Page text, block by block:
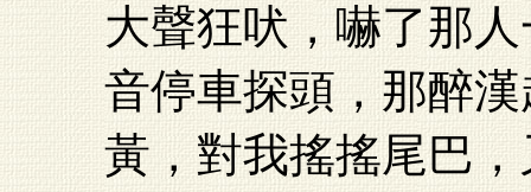
大聲狂吠，嚇了那
音停車探頭，那醉
黃，對我搖搖尾巴